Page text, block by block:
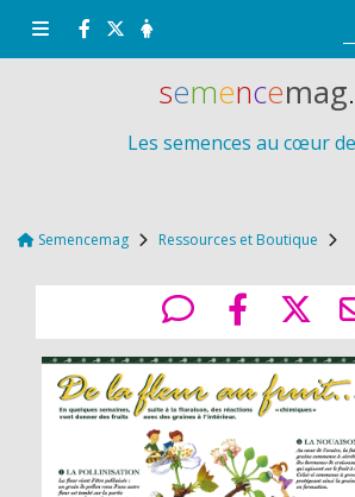
Semencemag Ressources et Boutique
semencemag
Les semences au cœur
Panneau de gestion des cookies